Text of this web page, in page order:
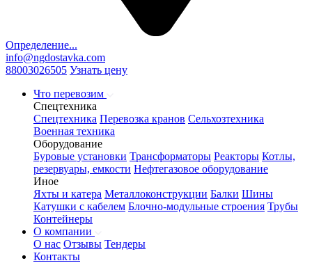
Определение...
info@ngdostavka.com
88003026505 Узнать цену
Что перевозим
Спецтехника
Спецтехника Перевозка кранов Сельхозтехника
Военная техника
Оборудование
Буровые установки Трансформаторы Реакторы Котлы,
резервуары, емкости Нефтегазовое оборудование
Иное
Яхты и катера Металлоконструкции Балки Шины
Катушки с кабелем Блочно-модульные строения Трубы
Контейнеры
О компании
О нас Отзывы Тендеры
Контакты